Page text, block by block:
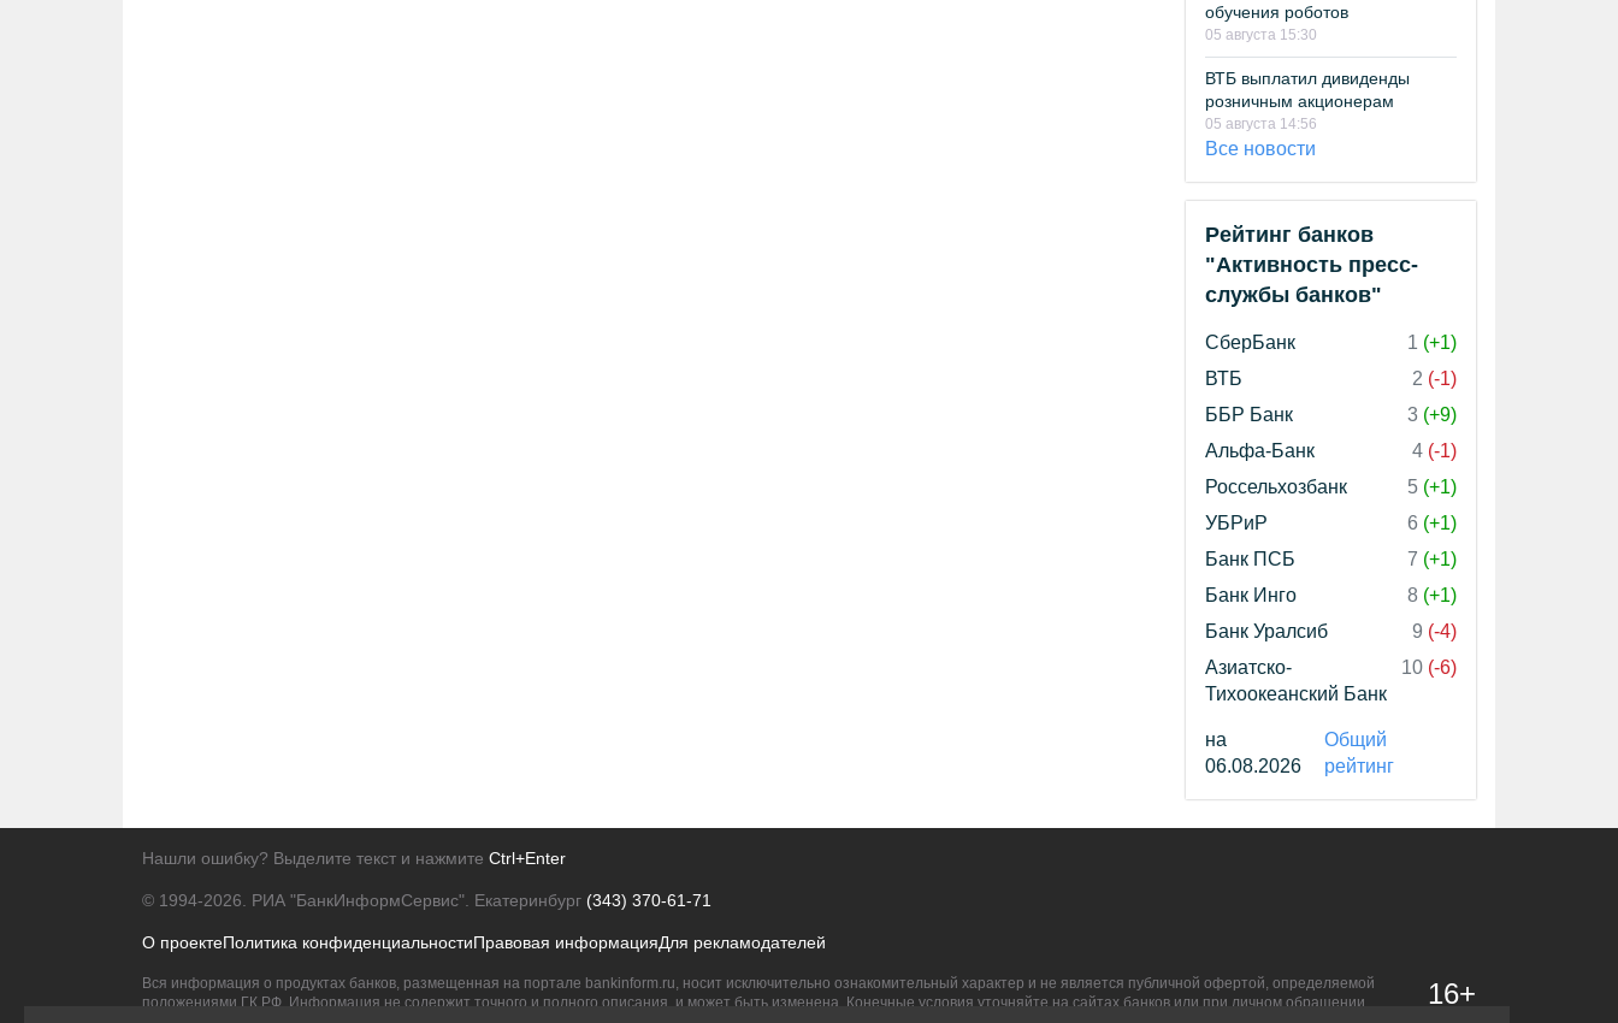
обучения роботов
05 августа 15:30
ВТБ выплатил дивиденды
розничным акционерам
05 августа 14:56
Все новости
Рейтинг банков
"Активность пресс-
службы банков"
СберБанк 1 (+1)
ВТБ
2 (-1)
ББР Банк
3 (+9)
Альфа-Банк
4 (-1)
Россельхозбанк
5 (+1)
УБРиР
6 (+1)
Банк ПСБ
7 (+1)
Банк Инго
8 (+1)
Банк Уралсиб
9 (-4)
Азиатско-
Тихоокеанский Банк
10 (-6)
на
06.08.2026
Общий
рейтинг
Нашли ошибку? Выделите текст и нажмите Ctrl+Enter
© 1994-2026. РИА "БанкИнформСервис". Екатеринбург (343) 370-61-71
О проектеПолитика конфиденциальностиПравовая информацияДля рекламодателей
Вся информация о продуктах банков, размещенная на портале bankinform.ru, носит исключительно ознакомительный характер и не является публичной офертой, определяемой
положениями ГК РФ. Информация не содержит точного и полного описания, и может быть изменена. Конечные условия уточняйте на сайтах банков или при личном обращении.
16+